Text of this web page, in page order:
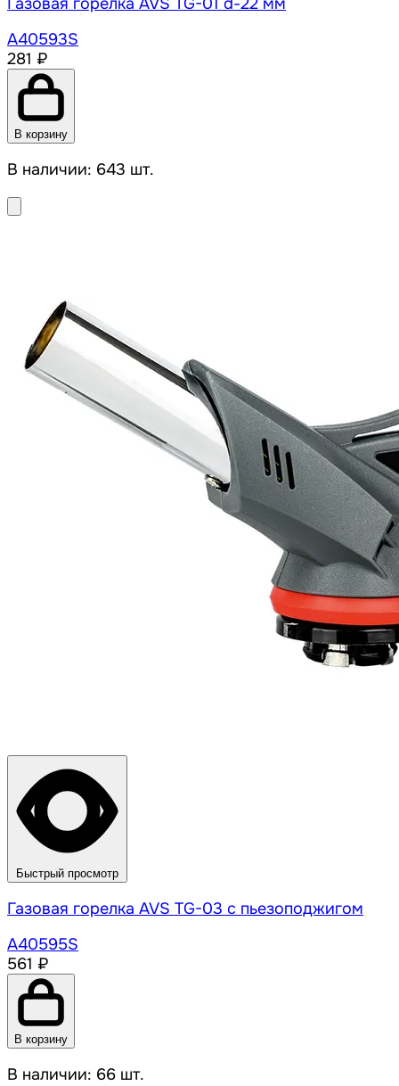
A40593S
281 ₽
В корзину
В наличии: 643 шт.
Быстрый просмотр
Газовая горелка AVS TG-03 с пьезоподжигом
A40595S
561 ₽
В корзину
В наличии: 66 шт.